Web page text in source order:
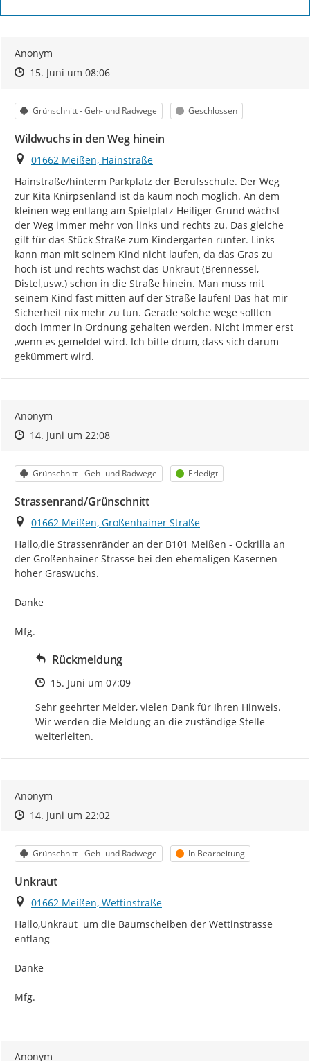
Anonym
Zeitpunkt des Erstellens
Zeitpunkt des Erstellens
15. Juni um 08:06Zur Äußerung
Kategorie
Grünschnitt - Geh- und Radwege Status
Geschlossen
Wildwuchs in den Weg hinein
Ort
01662 Meißen, Hainstraße
Hainstraße/hinterm Parkplatz der Berufsschule. Der Weg
zur Kita Knirpsenland ist da kaum noch möglich. An dem
kleinen weg entlang am Spielplatz Heiliger Grund wächst
der Weg immer mehr von links und rechts zu. Das gleiche
gilt für das Stück Straße zum Kindergarten runter. Links
kann man mit seinem Kind nicht laufen, da das Gras zu
hoch ist und rechts wächst das Unkraut (Brennessel,
Distel,usw.) schon in die Straße hinein. Man muss mit
seinem Kind fast mitten auf der Straße laufen! Das hat mir
Sicherheit nix mehr zu tun. Gerade solche wege sollten
doch immer in Ordnung gehalten werden. Nicht immer erst
,wenn es gemeldet wird. Ich bitte drum, dass sich darum
gekümmert wird.
Anonym
Zeitpunkt des Erstellens
Zeitpunkt des Erstellens
14. Juni um 22:08Zur Äußerung
Kategorie
Grünschnitt - Geh- und Radwege Status
Erledigt
Strassenrand/Grünschnitt
Ort
01662 Meißen, Großenhainer Straße
Hallo,die Strassenränder an der B101 Meißen - Ockrilla an
der Großenhainer Strasse bei den ehemaligen Kasernen
hoher Graswuchs.
Danke
Mfg.
Rückmeldung
Zeitpunkt des Erstellens
15. Juni um 07:09
Sehr geehrter Melder, vielen Dank für Ihren Hinweis.
Wir werden die Meldung an die zuständige Stelle
weiterleiten.
Anonym
Zeitpunkt des Erstellens
Zeitpunkt des Erstellens
14. Juni um 22:02Zur Äußerung
Kategorie
Grünschnitt - Geh- und Radwege Status
In Bearbeitung
Unkraut
Ort
01662 Meißen, Wettinstraße
Hallo,Unkraut  um die Baumscheiben der Wettinstrasse
entlang
Danke
Mfg.
Anonym